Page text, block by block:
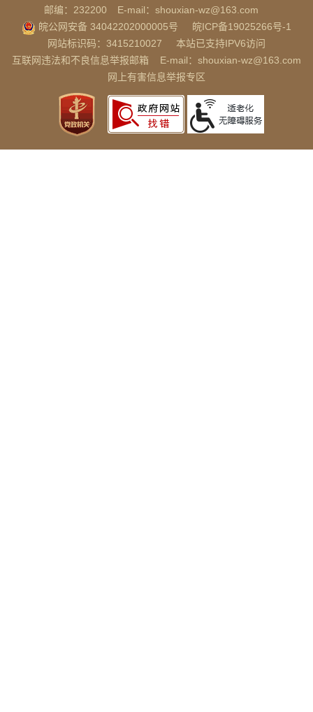
邮编：232200
E-mail：shouxian-wz@163.com
皖公网安备 34042202000005号
皖ICP备19025266号-1
网站标识码：3415210027
本站已支持IPV6访问
互联网违法和不良信息举报邮箱
E-mail：shouxian-wz@163.com
网上有害信息举报专区